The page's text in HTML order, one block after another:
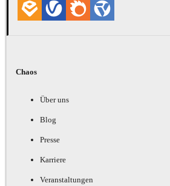
Chaos
Über uns
Blog
Presse
Karriere
Veranstaltungen